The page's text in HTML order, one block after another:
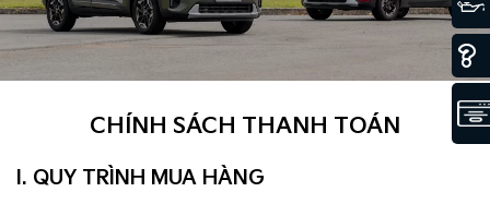
CHÍNH SÁCH THANH TOÁN
I. QUY TRÌNH MUA HÀNG